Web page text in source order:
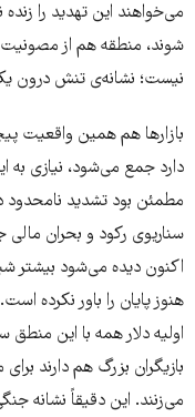
می‌خواهند این تهدید را
شوند، منطقه هم از
نیست؛ نشانه‌ی تنش درون
بازارها هم همین واقعیت
دارد جمع می‌شود، نیازی به
مطمئن بود تشدید نامحدود
سناریوی رکود و بحران
اکنون دیده می‌شود بیشتر
هنوز پایان را باور نکرده
اولیه دلار همه با این
بازیگران بزرگ هم دارند
می‌زنند. این دقیقاً نشانه